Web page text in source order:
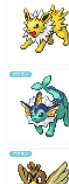
ポケモン
ポケモン